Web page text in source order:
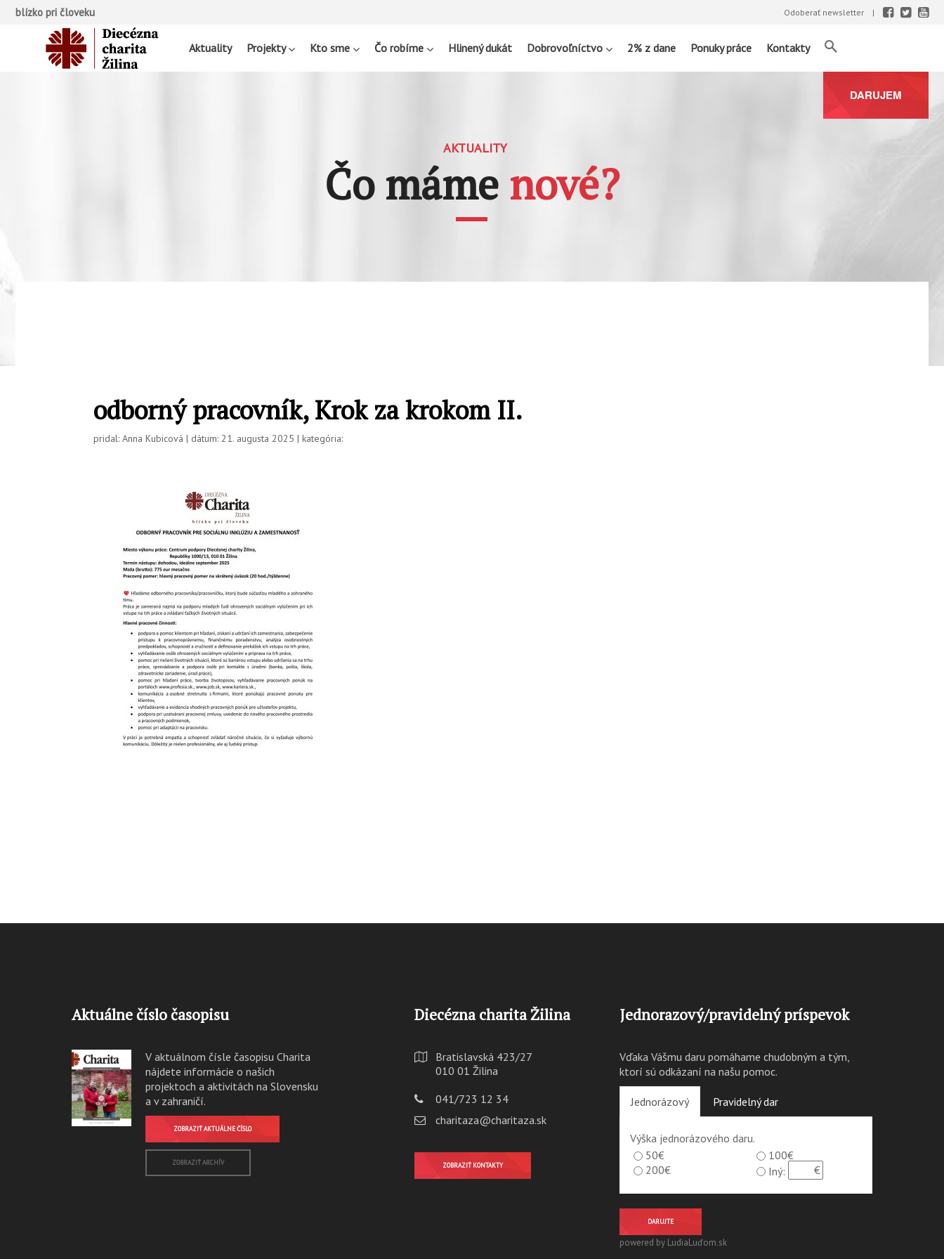
blízko pri človeku Odoberať newsletter
Aktuality Projekty Kto sme Čo robíme Hlinený dukát Dobrovoľníctvo 2% z dane Ponuky práce Kontakty
DARUJEM
AKTUALITY
Čo máme nové?
odborný pracovník, Krok za krokom II.
pridal: Anna Kubicová | dátum: 21. augusta 2025 | kategória:
Aktuálne číslo časopisu
V aktuálnom čísle časopisu Charita
nájdete informácie o našich
projektoch a aktivitách na Slovensku
a v zahraničí.
ZOBRAZIŤ AKTUÁLNE ČÍSLO
ZOBRAZIŤ ARCHÍV
Diecézna charita Žilina
Bratislavská 423/27
010 01 Žilina
041/723 12 34
charitaza@charitaza.sk
ZOBRAZIŤ KONTAKTY
Jednorazový/pravidelný príspevok
Vďaka Vášmu daru pomáhame chudobným a tým,
ktorí sú odkázaní na našu pomoc.
Jednorázový Pravidelný dar
Výška jednorázového daru.
50€
100€
200€
Iný:
DARUJTE
powered by LudiaLuďom.sk